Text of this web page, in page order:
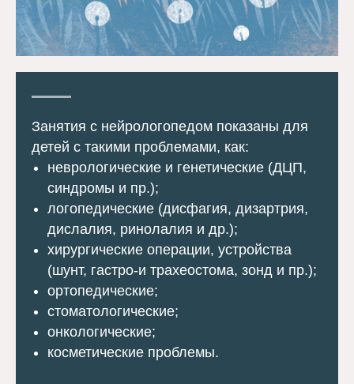
Занятия с нейрологопедом показаны для
детей с такими проблемами, как:
неврологические и генетические (ДЦП,
синдромы и пр.);
логопедические (дисфагия, дизартрия,
дислалия, ринолалия и др.);
хирургические операции, устройства
(шунт, гастро-и трахеостома, зонд и пр.);
ортопедические;
стоматологические;
онкологические;
косметические проблемы.